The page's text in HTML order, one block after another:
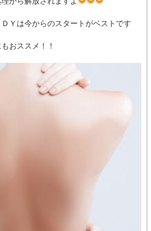
Ｙは今からのスタートがベストです
おススメ！！